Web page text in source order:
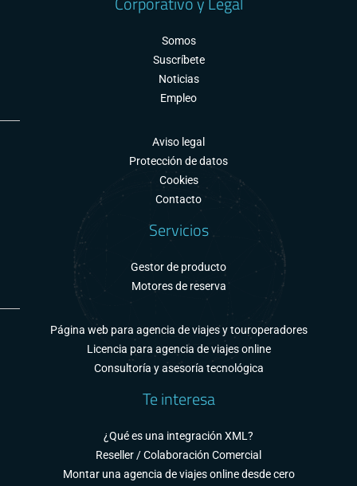
Somos
Suscríbete
Noticias
Empleo
Aviso legal
Protección de datos
Cookies
Contacto
Servicios
Gestor de producto
Motores de reserva
Página web para agencia de viajes y touroperadores
Licencia para agencia de viajes online
Consultoría y asesoría tecnológica
Te interesa
¿Qué es una integración XML?
Reseller / Colaboración Comercial
Montar una agencia de viajes online desde cero